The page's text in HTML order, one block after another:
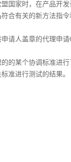
家时，在产品开发
合有关的新方法指令
人盖章的代理申请
某个协调标准进行
准进行测试的结果。